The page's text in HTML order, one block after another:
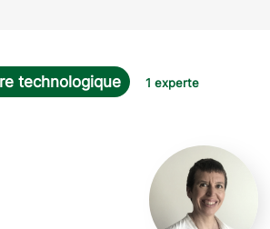
technologique 1 experte
Laurence
Jacques